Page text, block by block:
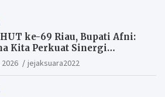
ke-69 Riau, Bupati Afni:
Kita Perkuat Sinergi
jejaksuara2022